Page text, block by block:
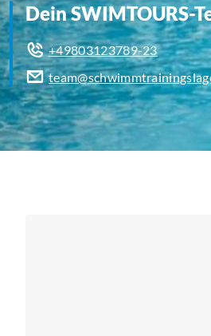
Dein SWIMTOURS-
+49803123789-23